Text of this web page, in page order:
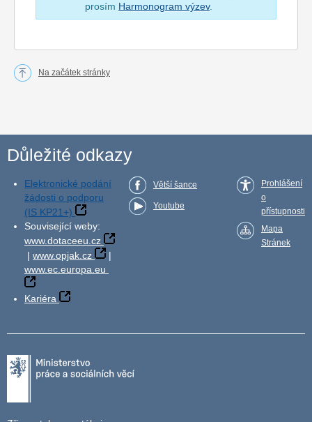
prosím Harmonogram výzev.
Na začátek stránky
Důležité odkazy
Elektronické podání
žádosti o podporu
(IS KP21+)
Související weby:
www.dotaceeu.cz
| www.opjak.cz
|
www.ec.europa.eu
Kariéra
Větší šance
Youtube
Prohlášení
o
přístupnosti
Mapa
Stránek